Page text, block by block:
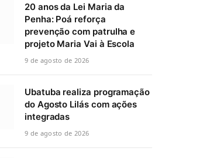
20 anos da Lei Maria da
Penha: Poá reforça
prevenção com patrulha e
projeto Maria Vai à Escola
9 de agosto de 2026
Ubatuba realiza programação
do Agosto Lilás com ações
integradas
9 de agosto de 2026